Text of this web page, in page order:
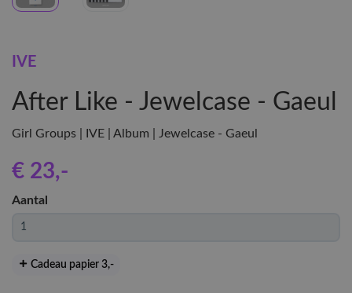
IVE
After Like - Jewelcase - Gaeul
Girl Groups | IVE | Album | Jewelcase - Gaeul
€ 23,-
Aantal
Cadeau papier 3,-